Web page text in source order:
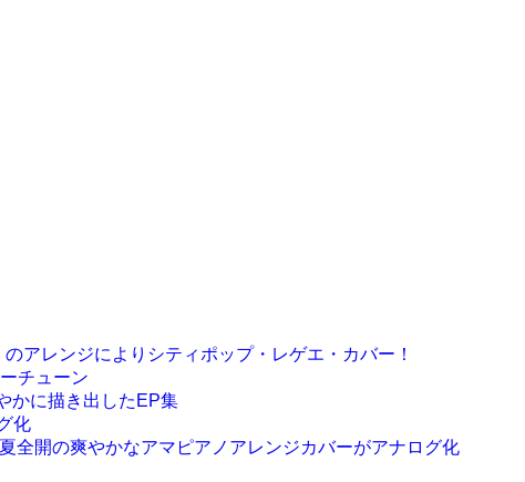
アレンジによりシティポップ・レゲエ・カバー！
チューン
かに描き出したEP集
化
全開の爽やかなアマピアノアレンジカバーがアナログ化